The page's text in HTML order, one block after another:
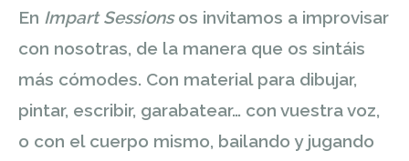
En Impart Sessionsos invitamos a improvisar
con nosotras, de la manera que os sintáis
más cómodes. Con material para dibujar,
pintar, escribir, garabatear… con vuestra voz,
o con el cuerpo mismo, bailando y jugando